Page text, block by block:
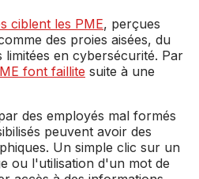
ciblent les PME, perçues
des proies aisées, du
en cybersécurité. Par
font faillite suite à une
des employés mal formés
peuvent avoir des
Un simple clic sur un
ou l'utilisation d'un mot de